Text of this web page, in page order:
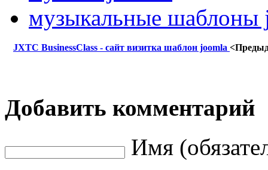
музыкальные шаблоны
JXTC BusinessClass - сайт визитка шаблон joomla
Добавить комментарий
Имя